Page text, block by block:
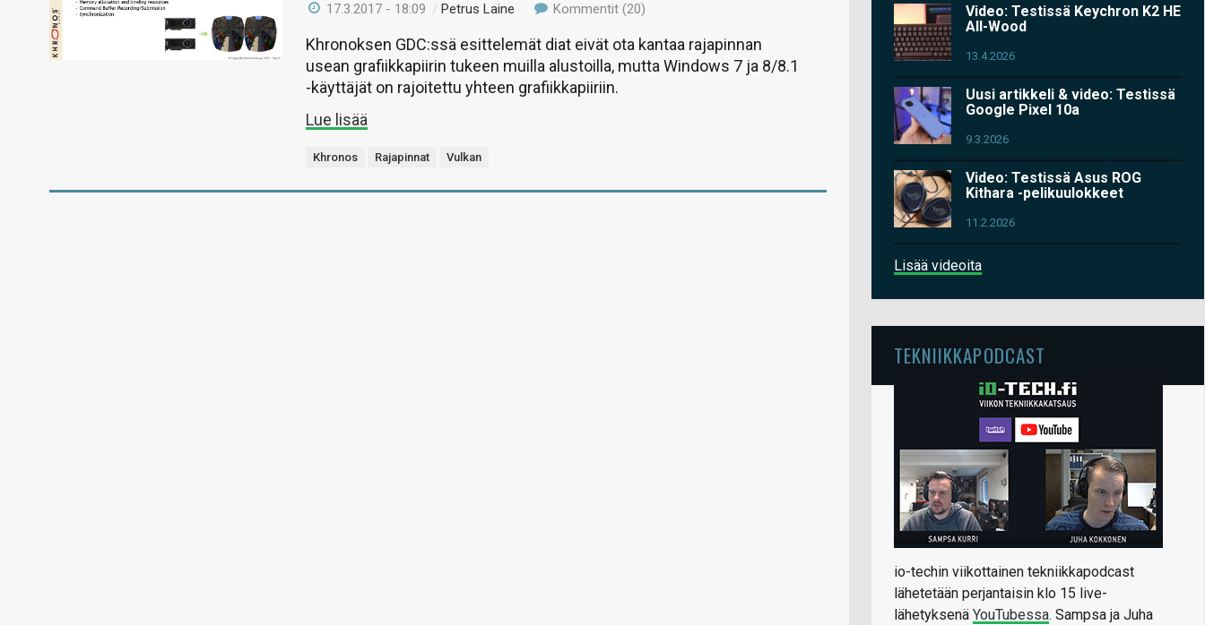
17.3.2017 - 18:09 /Petrus Laine Kommentit (20)
Khronoksen GDC:ssä esittelemät diat eivät ota kantaa rajapinnan
usean grafiikkapiirin tukeen muilla alustoilla, mutta Windows 7 ja 8/8.1
-käyttäjät on rajoitettu yhteen grafiikkapiiriin.
Lue lisää
Khronos Rajapinnat Vulkan
Video: Testissä Keychron K2 HE
All-Wood
13.4.2026
Uusi artikkeli & video: Testissä
Google Pixel 10a
9.3.2026
Video: Testissä Asus ROG
Kithara -pelikuulokkeet
11.2.2026
Lisää videoita
TEKNIIKKAPODCAST
io-techin viikottainen tekniikkapodcast
lähetetään perjantaisin klo 15 live-
lähetyksenä YouTubessa. Sampsa ja Juha